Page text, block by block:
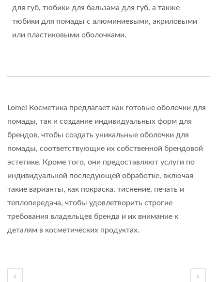
для губ, тюбики для бальзама для губ, а также
тюбики для помады с алюминиевыми, акриловыми
или пластиковыми оболочками.
Lomei Косметика предлагает как готовые оболочки для
помады, так и создание индивидуальных форм для
брендов, чтобы создать уникальные оболочки для
помады, соответствующие их собственной брендовой
эстетике. Кроме того, они предоставляют услуги по
индивидуальной последующей обработке, включая
такие варианты, как покраска, тиснение, печать и
теплопередача, чтобы удовлетворить строгие
требования владельцев бренда и их внимание к
деталям в косметических продуктах.